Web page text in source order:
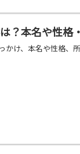
？本名や性格
け、本名や性格、